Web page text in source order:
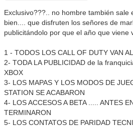
Exclusivo???.. no hombre también sale
bien.... que disfruten los señores de
publicitándolo por que el año que viene
1 - TODOS LOS CALL OF DUTY VAN
2- TODA LA PUBLICIDAD de la
XBOX
3- LOS MAPAS Y LOS MODOS DE
STATION SE ACABARON
4- LOS ACCESOS A BETA ..... ANTES
TERMINARON
5- LOS CONTATOS DE PARIDAD